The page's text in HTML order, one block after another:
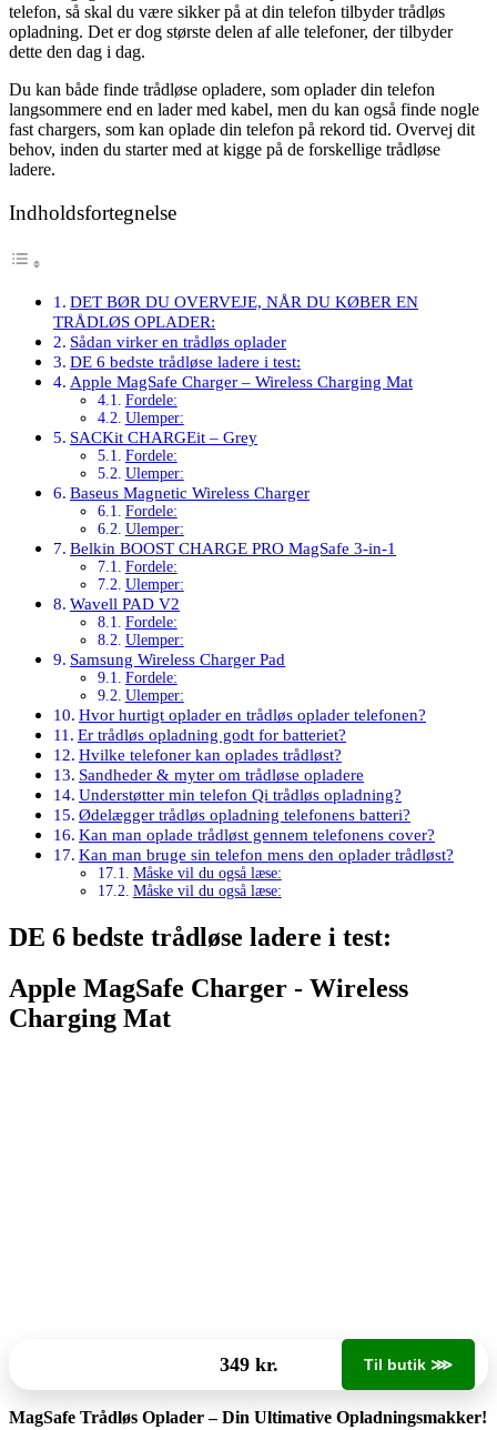
telefon, så skal du være sikker på at din telefon tilbyder trådløs
opladning. Det er dog største delen af alle telefoner, der tilbyder
dette den dag i dag.
Du kan både finde trådløse opladere, som oplader din telefon
langsommere end en lader med kabel, men du kan også finde nogle
fast chargers, som kan oplade din telefon på rekord tid. Overvej dit
behov, inden du starter med at kigge på de forskellige trådløse
ladere.
Indholdsfortegnelse
DET BØR DU OVERVEJE, NÅR DU KØBER EN
TRÅDLØS OPLADER:
Sådan virker en trådløs oplader
DE 6 bedste trådløse ladere i test:
Apple MagSafe Charger – Wireless Charging Mat
Fordele:
Ulemper:
SACKit CHARGEit – Grey
Fordele:
Ulemper:
Baseus Magnetic Wireless Charger
Fordele:
Ulemper:
Belkin BOOST CHARGE PRO MagSafe 3-in-1
Fordele:
Ulemper:
Wavell PAD V2
Fordele:
Ulemper:
Samsung Wireless Charger Pad
Fordele:
Ulemper:
Hvor hurtigt oplader en trådløs oplader telefonen?
Er trådløs opladning godt for batteriet?
Hvilke telefoner kan oplades trådløst?
Sandheder & myter om trådløse opladere
Understøtter min telefon Qi trådløs opladning?
Ødelægger trådløs opladning telefonens batteri?
Kan man oplade trådløst gennem telefonens cover?
Kan man bruge sin telefon mens den oplader trådløst?
Måske vil du også læse:
Måske vil du også læse:
DE 6 bedste trådløse ladere i test:
Apple MagSafe Charger - Wireless
Charging Mat
349 kr. Til butik ⋙
MagSafe Trådløs Oplader – Din Ultimative Opladningsmakker!